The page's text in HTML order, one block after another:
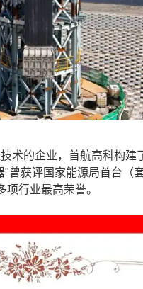
的企业，首航高科构建
获评国家能源局首台（
行业最高荣誉。